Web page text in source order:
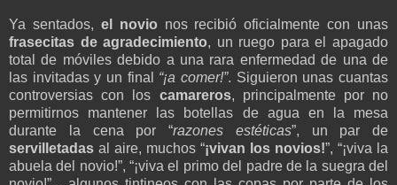
Ya sentados, el novio nos recibió oficialmente con unas
frasecitas de agradecimiento, un ruego para el apagado
total de móviles debido a una rara enfermedad de una de
las invitadas y un final “¡a comer!”. Siguieron unas cuantas
controversias con los camareros, principalmente por no
permitirnos mantener las botellas de agua en la mesa
durante la cena por “razones estéticas”, un par de
servilletadas al aire, muchos “¡vivan los novios!”, “¡viva la
abuela del novio!”, “¡viva el primo del padre de la suegra del